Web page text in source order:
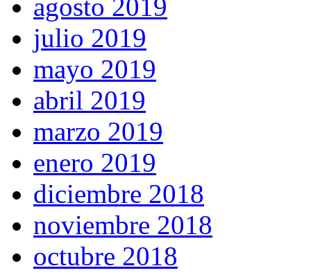
agosto 2019
julio 2019
mayo 2019
abril 2019
marzo 2019
enero 2019
diciembre 2018
noviembre 2018
octubre 2018